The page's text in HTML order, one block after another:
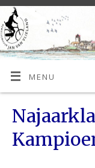
MENU